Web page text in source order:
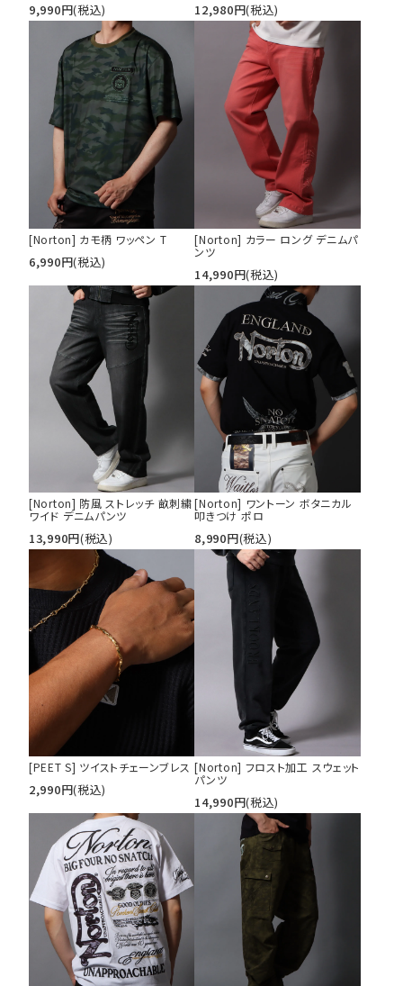
9,990円(税込) 12,980円(税込)
[Norton] カモ柄 ワッペン T
6,990円(税込)
[Norton] カラー ロング デニムパ
ンツ
14,990円(税込)
[Norton] 防風 ストレッチ 畝刺繍
ワイド デニムパンツ
13,990円(税込)
[Norton] ワントーン ボタニカル
叩きつけ ポロ
8,990円(税込)
[PEET S] ツイストチェーンブレス
2,990円(税込)
[Norton] フロスト加工 スウェット
パンツ
14,990円(税込)